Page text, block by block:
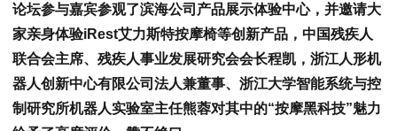
论坛参与嘉宾参观了滨海公司产品展示体验中心，并邀请大
家亲身体验iRest艾力斯特按摩椅等创新产品，中国残疾人
联合会主席、残疾人事业发展研究会会长程凯，浙江人形机
器人创新中心有限公司法人兼董事、浙江大学智能系统与控
制研究所机器人实验室主任熊蓉对其中的“按摩黑科技”魅力